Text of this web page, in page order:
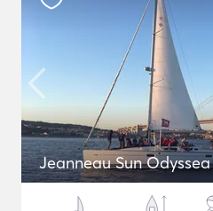
Jeanneau Sun